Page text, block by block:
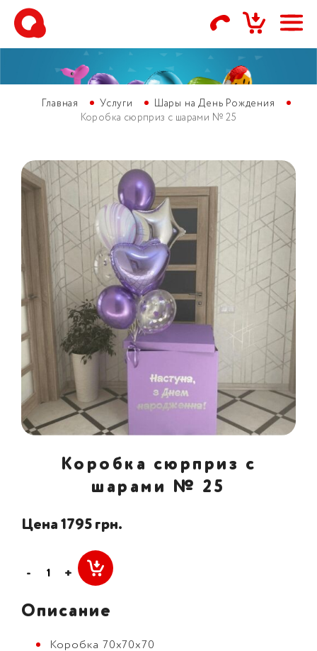
Главная Услуги
Шары на День Рождения
Коробка сюрприз с шарами № 25
Коробка сюрприз с
шарами № 25
Цена 1795 грн.
- +
Описание
Коробка 70х70х70